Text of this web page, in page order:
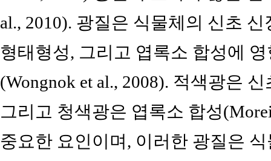
al., 2010). 광질은 식물체의 신초
형태형성, 그리고 엽록소 합성에
(Wongnok et al., 2008). 적색광은
그리고 청색광은 엽록소 합성
중요한 요인이며, 이러한 광질은